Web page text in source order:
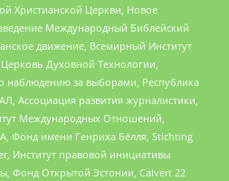
Христианской Церкви, Новое
Международный Библейский
движение, Всемирный Институт
Духовной Технологии,
наблюдению за выборами, Республика
развития журналистики,
Международных Отношений,
имени Генриха Бёлля, Stichting
Институт правовой инициативы
Фонд Открытой Эстонии, Calvert 22